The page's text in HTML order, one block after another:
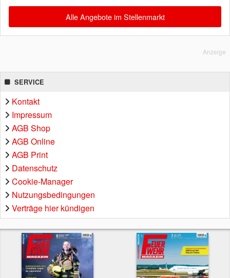
Alle Angebote im Stellenmarkt
Anzeige
SERVICE
Kontakt
Impressum
AGB Shop
AGB Online
AGB Print
Datenschutz
Cookie-Manager
Nutzungsbedingungen
Verträge hier kündigen